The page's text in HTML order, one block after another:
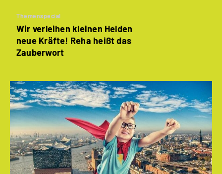
Themenspecial
Wir verleihen kleinen Helden
neue Kräfte! Reha heißt das
Zauberwort